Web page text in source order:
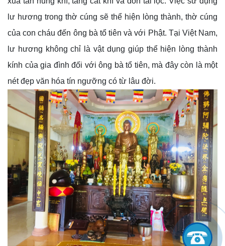
lư hương trong thờ cúng sẽ thể hiện lòng thành, thờ cúng
của con cháu đến ông bà tổ tiên và với Phật. Tại Việt Nam,
lư hương không chỉ là vật dụng giúp thể hiện lòng thành
kính của gia đình đối với ông bà tổ tiên, mà đây còn là một
nét đẹp văn hóa tín ngưỡng có từ lâu đời.